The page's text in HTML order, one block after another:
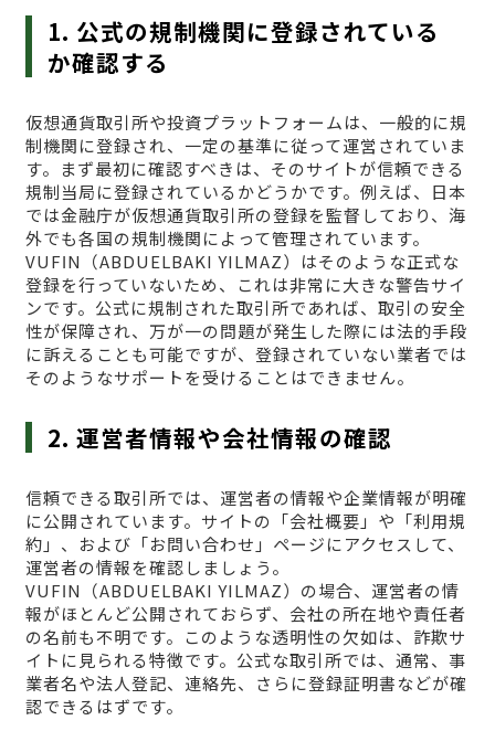
1. 公式の規制機関に登録されている
か確認する
仮想通貨取引所や投資プラットフォームは、一般的に規
制機関に登録され、一定の基準に従って運営されていま
す。まず最初に確認すべきは、そのサイトが信頼できる
規制当局に登録されているかどうかです。例えば、日本
では金融庁が仮想通貨取引所の登録を監督しており、海
外でも各国の規制機関によって管理されています。
VUFΙN（ABDUELBAKI YILMAZ）はそのような正式な
登録を行っていないため、これは非常に大きな警告サイ
ンです。公式に規制された取引所であれば、取引の安全
性が保障され、万が一の問題が発生した際には法的手段
に訴えることも可能ですが、登録されていない業者では
そのようなサポートを受けることはできません。
2. 運営者情報や会社情報の確認
信頼できる取引所では、運営者の情報や企業情報が明確
に公開されています。サイトの「会社概要」や「利用規
約」、および「お問い合わせ」ページにアクセスして、
運営者の情報を確認しましょう。
VUFΙN（ABDUELBAKI YILMAZ）の場合、運営者の情
報がほとんど公開されておらず、会社の所在地や責任者
の名前も不明です。このような透明性の欠如は、詐欺サ
イトに見られる特徴です。公式な取引所では、通常、事
業者名や法人登記、連絡先、さらに登録証明書などが確
認できるはずです。